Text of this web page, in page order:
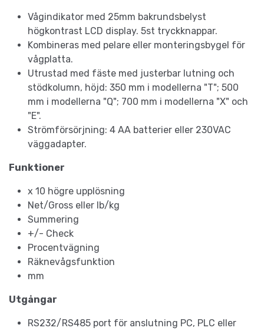
Vågindikator med 25mm bakrundsbelyst
högkontrast LCD display. 5st tryckknappar.
Kombineras med pelare eller monteringsbygel för
vågplatta.
Utrustad med fäste med justerbar lutning och
stödkolumn, höjd: 350 mm i modellerna "T"; 500
mm i modellerna "Q"; 700 mm i modellerna "X" och
"E".
Strömförsörjning: 4 AA batterier eller 230VAC
väggadapter.
Funktioner
x 10 högre upplösning
Net/Gross eller lb/kg
Summering
+/- Check
Procentvägning
Räknevågsfunktion
mm
Utgångar
RS232/RS485 port för anslutning PC, PLC eller